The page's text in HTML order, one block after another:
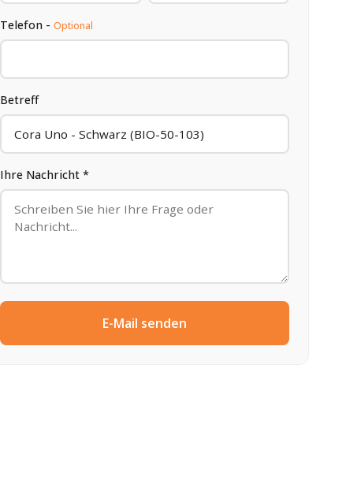
Telefon -Optional
Betreff
Ihre Nachricht *
E-Mail senden